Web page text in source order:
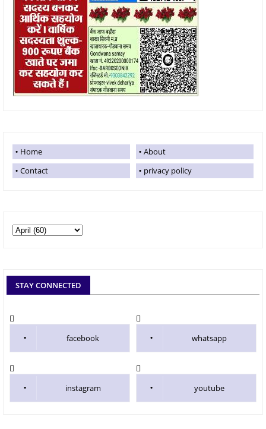
Home
About
Contact
privacy policy
STAY CONNECTED
facebook whatsapp
instagram youtube